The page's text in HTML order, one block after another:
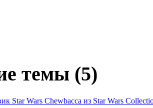
темы (5)
Star Wars Chewbacca из Star Wars